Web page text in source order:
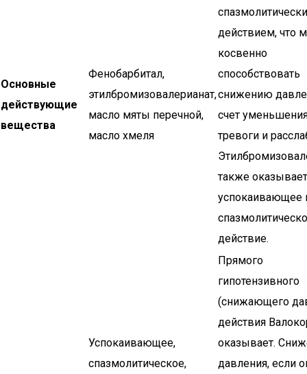
Основные
действующие
вещества
Фенобарбитал,
этилбромизовалерианат,
масло мяты перечной,
масло хмеля
действием, что
косвенно
способствовать
снижению
счет
тревоги и
также оказывает
успокаивающее
действие.
Успокаивающее,
спазмолитическое,
Прямого
гипотензивного
(снижающего
действия
оказывает.
давления, если